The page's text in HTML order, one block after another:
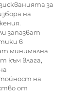
за
на
запазват
в
минимална
към влага,
на
от